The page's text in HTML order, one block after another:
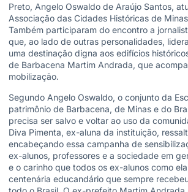
Preto, Angelo Oswaldo de Araújo Santos,
Associação das Cidades Históricas de
Também participaram do encontro a
que, ao lado de outras personalidades,
uma destinação digna aos edifícios
de Barbacena Martim Andrada, que
mobilização.
Segundo Angelo Oswaldo, o conjunto da
patrimônio de Barbacena, de Minas e do
precisa ser salvo e voltar ao uso da
Diva Pimenta, ex-aluna da instituição,
encabeçando essa campanha de
ex-alunos, professores e a sociedade em
e o carinho que todos os ex-alunos como
centenária educandário que sempre